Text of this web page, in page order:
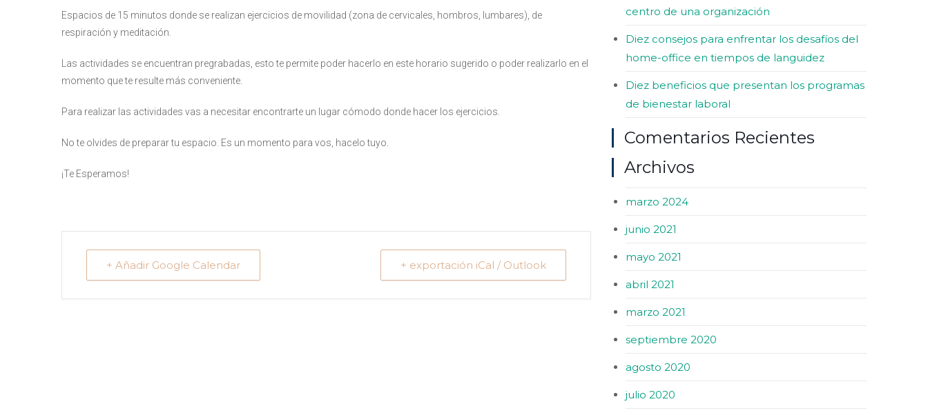
Espacios de 15 minutos donde se realizan ejercicios de movilidad (zona de cervicales, hombros, lumbares), de
respiración y meditación.
Las actividades se encuentran pregrabadas, esto te permite poder hacerlo en este horario sugerido o poder realizarlo en el
momento que te resulte más conveniente.
Para realizar las actividades vas a necesitar encontrarte un lugar cómodo donde hacer los ejercicios.
No te olvides de preparar tu espacio. Es un momento para vos, hacelo tuyo.
¡Te Esperamos!
+ Añadir Google Calendar + exportación iCal / Outlook
centro de una organización
Diez consejos para enfrentar los desafíos del
home-office en tiempos de languidez
Diez beneficios que presentan los programas
de bienestar laboral
Comentarios Recientes
Archivos
marzo 2024
junio 2021
mayo 2021
abril 2021
marzo 2021
septiembre 2020
agosto 2020
julio 2020